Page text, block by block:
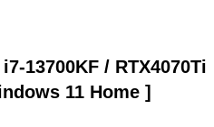
13700KF / RTX4070Ti
11 Home ]